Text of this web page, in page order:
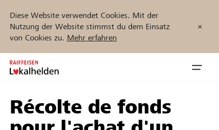
Diese Website verwendet Cookies. Mit der
Nutzung der Website stimmst du dem Einsatz
von Cookies zu. Mehr erfahren
Zum
Inhalt
Jetzt starten
Récolte de fonds